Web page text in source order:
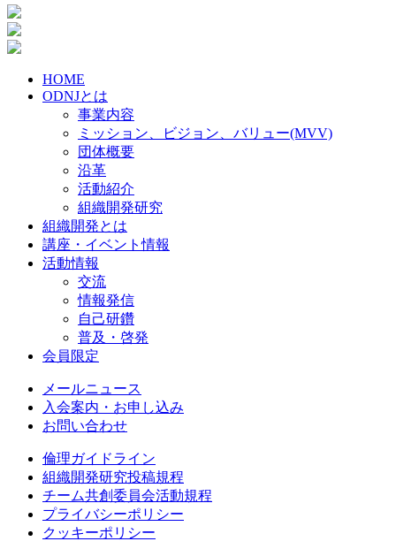
HOME
ODNJとは
事業内容
ミッション、ビジョン、バリュー(MVV)
団体概要
沿革
活動紹介
組織開発研究
組織開発とは
講座・イベント情報
活動情報
交流
情報発信
自己研鑽
普及・啓発
会員限定
メールニュース
入会案内・お申し込み
お問い合わせ
倫理ガイドライン
組織開発研究投稿規程
チーム共創委員会活動規程
プライバシーポリシー
クッキーポリシー